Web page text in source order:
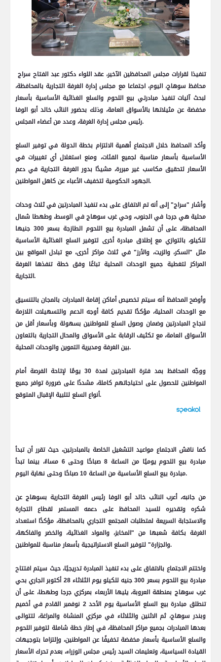
تنفيذا لقرارات مجلس المحافظين الآخير، عقد اللواء دكتور عبد الفتاح سراج
محافظ سوهاج، اليوم، اجتماعا مع مجلس إدارة الغرفة التجارية بالمحافظة،
لبحث آليات تنفيذ مبادرتي بيع اللحوم والسلع الغذائية الأساسية بأسعار
مخفضة عن مثيلاتها بالأسواق العامة، وذلك بحضور النائب خالد أبو الوفا
رئيس مجلس إدارة الغرفة، وعدد من أعضاء المجلس.
وأكد المحافظ خلال الاجتماع أهمية الالتزام بخطة الدولة في توفير السلع
الأساسية بأسعار مناسبة لجميع الفئات، ومنع استغلال أي تغييرات في
الأسعار لتحقيق مكاسب غير مبررة، مشيدًا بدور الغرفة التجارية في دعم
الجهود الحكومية لتخفيف الأعباء عن كاهل المواطنين.
وأشار "سراج" إلى أنه تم الاتفاق على بدء تنفيذ المبادرتين في ثلاث وحدات
محلية هي جرجا في الجنوب، وحي غرب سوهاج في الوسط، وطهطا شمال
المحافظة، على أن تشمل المبادرة بيع اللحوم الطازجة بسعر 300 جنيها
للكيلو، بالتوازي مع إطلاق مبادرة أخرى لتوفير السلع الغذائية الأساسية
مثل "السكر، والزيت، والأرز" في ثلاث مراكز أخرى، مع تبادل المواقع بين
المراكز لتغطية جميع الوحدات المحلية تباعًا وفق خطة تنفذها الغرفة
التجارية.
وأوضح المحافظ أنه سيتم تخصيص أماكن إقامة المبادرات بالمجان بالتنسيق
مع الوحدات المحلية، مؤكدًا تقديم كافة أوجه الدعم والتسهيلات اللازمة
لنجاح المبادرتين وضمان وصول السلع للمواطنين بسهولة وبأسعار أقل من
الأسواق العامة، مع تكثيف الرقابة على الأسواق والمحال التجارية بالتعاون
بين الغرفة ومديرية التموين والوحدات المحلية.
ووجّه المحافظ بمد فترة المبادرتين لمدة 30 يومًا لإتاحة الفرصة أمام
المواطنين للحصول على احتياجاتهم كاملة، مشددًا على ضرورة توافر جميع
أنواع السلع لتلبية الإقبال المتوقع.
كما ناقش الاجتماع مواعيد التشغيل الخاصة بالمبادرتين، حيث تقرر أن تبدأ
مبادرة بيع اللحوم يوميًا من الساعة 8 صباحًا وحتى 6 مساءً، بينما تبدأ
مبادرة بيع السلع الأساسية من الساعة 10 صباحًا وحتى نهاية اليوم.
من جانبه، أعرب النائب خالد أبو الوفا رئيس الغرفة التجارية بسوهاج عن
شكره وتقديره للسيد المحافظ على دعمه المستمر لقطاع التجارة
والاستجابة السريعة لمتطلبات المجتمع التجاري بالمحافظة، مؤكدًا استعداد
الغرفة بكافة شعبها من "المخابز، والمواد الغذائية، والخضر والفاكهة،
والجزارة" لتوفير السلع الاستراتيجية بأسعار مناسبة للمواطنين.
واختتم الاجتماع بالاتفاق على بدء تنفيذ المبادرة تدريجيًا، حيث سيتم افتتاح
مبادرة بيع اللحوم بسعر 300 جنيه للكيلو يوم الثلاثاء 28 أكتوبر الجاري بحي
غرب سوهاج بمنطقة العروبة، يليها الأربعاء بمركزي جرجا وطهطا، على أن
تنطلق مبادرة بيع السلع الأساسية يوم الأحد 2 نوفمبر القادم في أخميم
وبندر سوهاج، ثم الاثنين والثلاثاء في مركزي المنشاة والمراغة، لتتوالى
بعدها المبادرات بجميع مراكز المحافظة، في إطار خطة شاملة لتوفير اللحوم
والسلع الأساسية بأسعار مخفضة تخفيفًا عن المواطنين، وإلتزاما بتوجيهات
القيادة السياسية، وتعليمات السيد رئيس مجلس الوزراء، بعدم تحرك الأسعار